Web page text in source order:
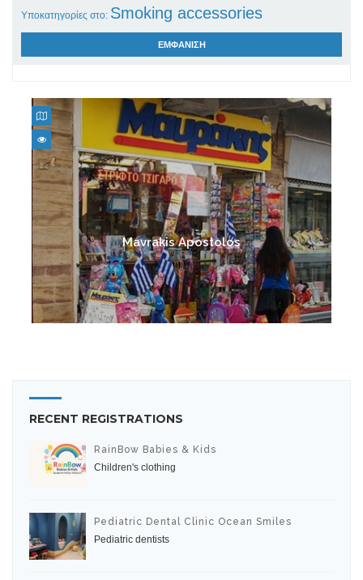
Υποκατηγορίες στο: Smoking accessories
ΕΜΦΑΝΙΣΗ
Electronic cigarette
Mavrakis Apostolos
RECENT REGISTRATIONS
RainBow Babies & Kids
Children's clothing
Pediatric Dental Clinic Ocean Smiles
Pediatric dentists